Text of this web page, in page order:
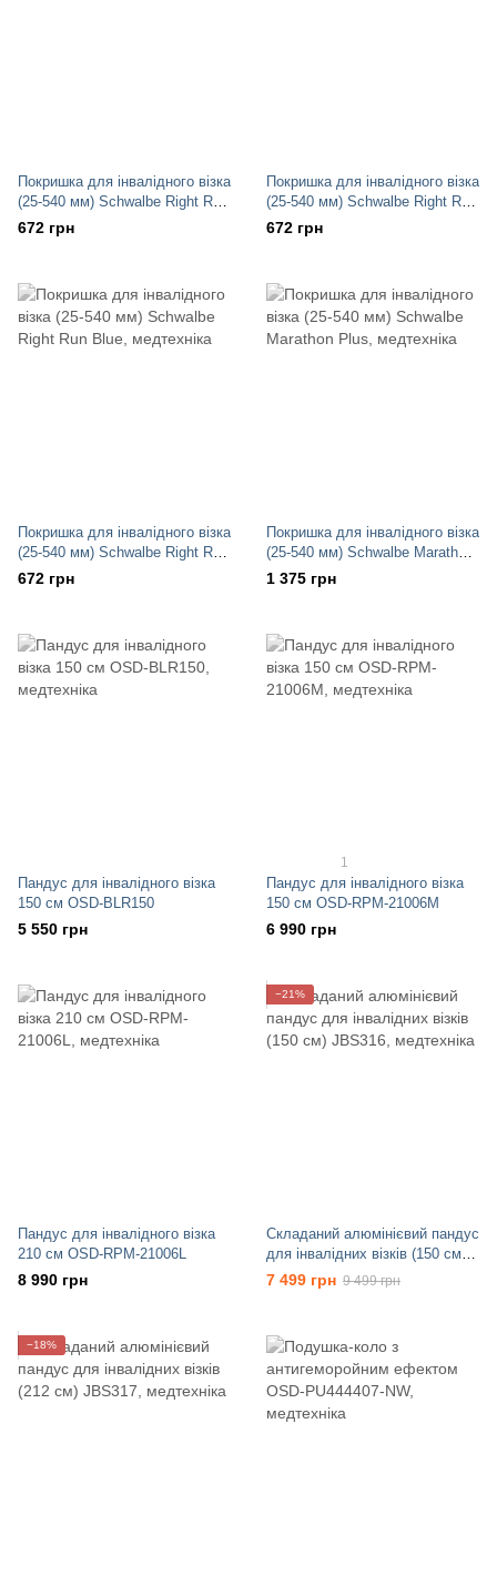
Покришка для інвалідного візка
(25-540 мм) Schwalbe Right Run
Grey
672 грн
Покришка для інвалідного візка
(25-540 мм) Schwalbe Right Run
Red
672 грн
Покришка для інвалідного візка
(25-540 мм) Schwalbe Right Run
Blue
672 грн
Покришка для інвалідного візка
(25-540 мм) Schwalbe Marathon
Plus
1 375 грн
Пандус для інвалідного візка
150 см OSD-BLR150
5 550 грн
1
Пандус для інвалідного візка
150 см OSD-RPM-21006М
6 990 грн
Пандус для інвалідного візка
210 см OSD-RPM-21006L
8 990 грн
−21%
Складаний алюмінієвий пандус
для інвалідних візків (150 см)
JBS316
7 499 грн 9 499 грн
−18%